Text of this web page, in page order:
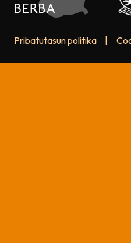
Pribatutasun politika